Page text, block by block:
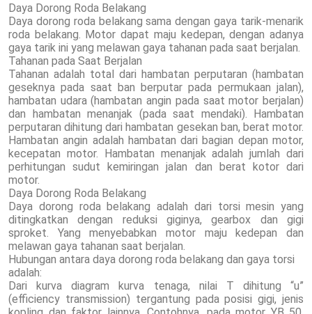
Daya Dorong Roda Belakang
Daya dorong roda belakang sama dengan gaya tarik-menarik
roda belakang. Motor dapat maju kedepan, dengan adanya
gaya tarik ini yang melawan gaya tahanan pada saat berjalan.
Tahanan pada Saat Berjalan
Tahanan adalah total dari hambatan perputaran (hambatan
geseknya pada saat ban berputar pada permukaan jalan),
hambatan udara (hambatan angin pada saat motor berjalan)
dan hambatan menanjak (pada saat mendaki). Hambatan
perputaran dihitung dari hambatan gesekan ban, berat motor.
Hambatan angin adalah hambatan dari bagian depan motor,
kecepatan motor. Hambatan menanjak adalah jumlah dari
perhitungan sudut kemiringan jalan dan berat kotor dari
motor.
Daya Dorong Roda Belakang
Daya dorong roda belakang adalah dari torsi mesin yang
ditingkatkan dengan reduksi giginya, gearbox dan gigi
sproket. Yang menyebabkan motor maju kedepan dan
melawan gaya tahanan saat berjalan.
Hubungan antara daya dorong roda belakang dan gaya torsi
adalah:
Dari kurva diagram kurva tenaga, nilai T dihitung “u”
(efficiency transmission) tergantung pada posisi gigi, jenis